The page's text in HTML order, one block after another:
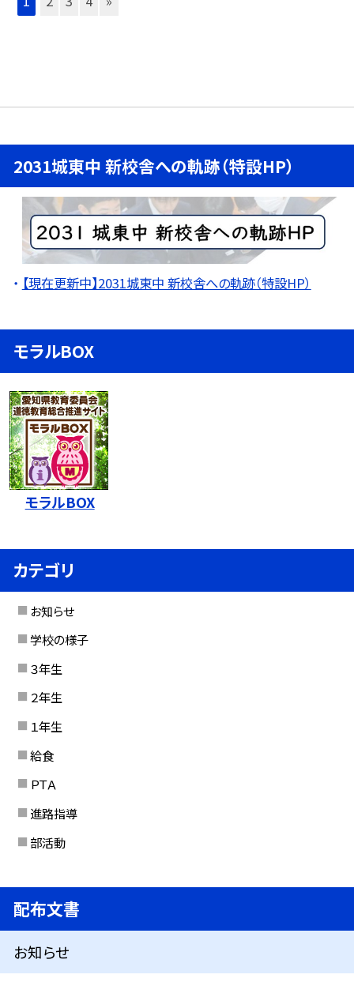
2031城東中 新校舎への軌跡（特設HP）
【現在更新中】2031城東中 新校舎への軌跡（特設HP）
モラルBOX
モラルBOX
カテゴリ
お知らせ
学校の様子
３年生
２年生
１年生
給食
ＰＴＡ
進路指導
部活動
配布文書
お知らせ